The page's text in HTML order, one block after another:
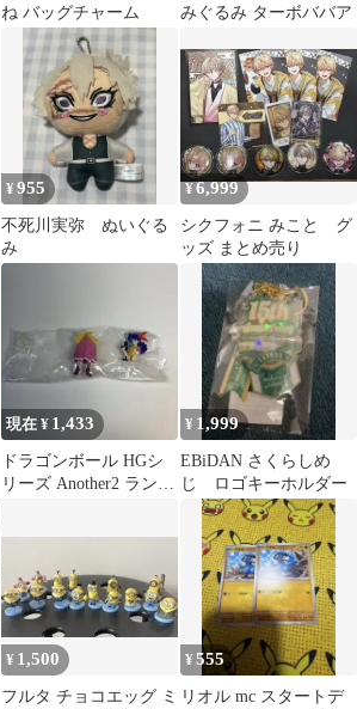
ね バッグチャーム
みぐるみ ターボババア
¥955
不死川実弥 ぬいぐる
み
¥6,999
シクフォニ みこと グ
ッズ まとめ売り
現在 ¥ 1,433
ドラゴンボール HGシ
リーズ Another2 ランチ
¥ 1,999
EBiDAN さくらしめ
じ ロゴキーホルダー
¥ 1,500
フルタ チョコエッグ ミ
¥555
リオル mc スタートデ